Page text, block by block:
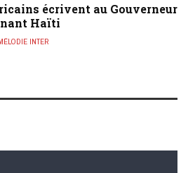
écrivent au Gouverneur
Haïti
INTER